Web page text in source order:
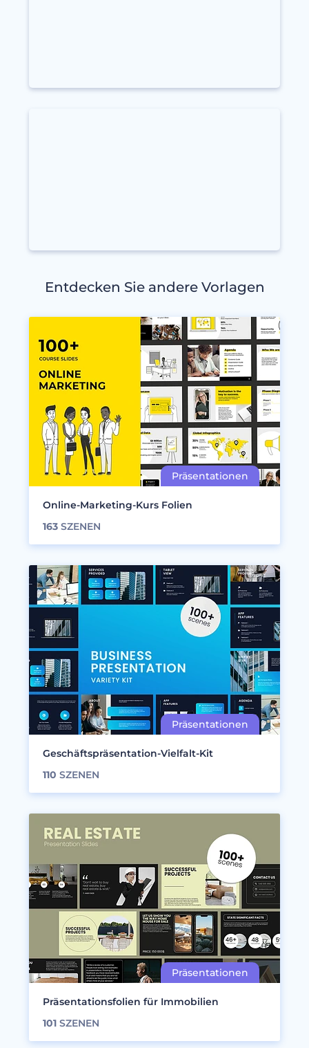
Entdecken Sie andere Vorlagen
Online-Marketing-Kurs Folien
163 SZENEN
Geschäftspräsentation-Vielfalt-Kit
110 SZENEN
Präsentationsfolien für Immobilien
101 SZENEN